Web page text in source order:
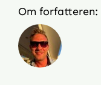
Om forfatteren: